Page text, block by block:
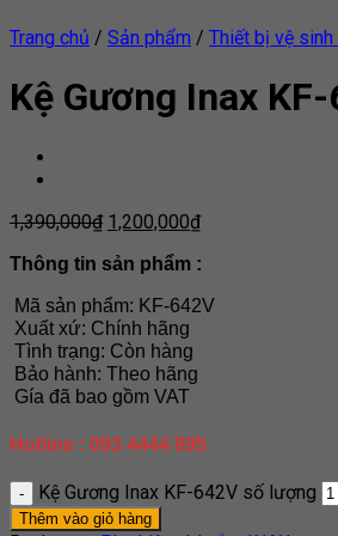
Trang chủ / Sản phẩm / Thiết bị vệ sinh
Kệ Gương Inax
1,390,000₫ 1,200,000₫
Thông tin sản phẩm :
Mã sản phẩm: KF-642V
Xuất xứ: Chính hãng
Tình trạng: Còn hàng
Bảo hành: Theo hãng
Gía đã bao gồm VAT
Hotline : 093 4444 895
Kệ Gương Inax KF-642V số lượng
Thêm vào giỏ hàng